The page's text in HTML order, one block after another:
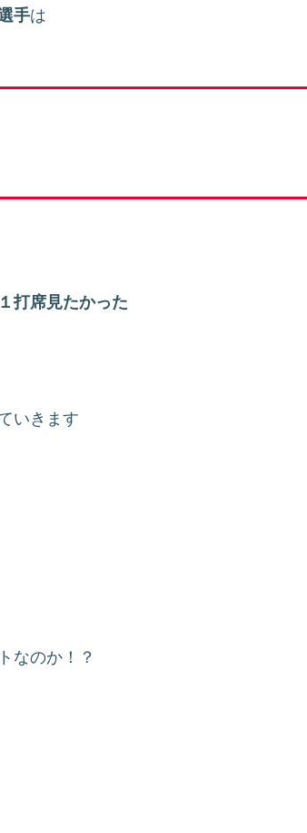
手は
打席見たかった
いきます
なのか！？